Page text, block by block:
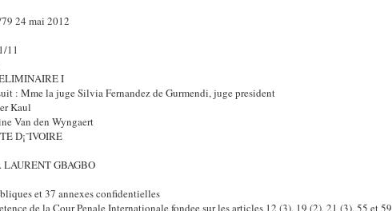
24 mai 2012
11
I
: Mme la juge Silvia Fernandez de Gurmendi, juge president
Kaul
Van den Wyngaert
D¡¯IVOIRE
LAURENT GBAGBO
et 37 annexes confidentielles
de la Cour Penale Internationale fondee sur les articles 12 (3), 19 (2), 21 (3), 55 et 59